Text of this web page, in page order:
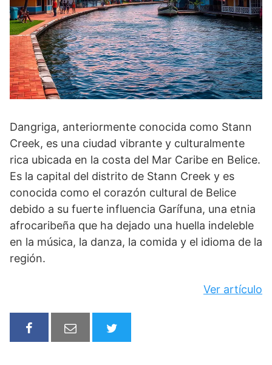
Dangriga, anteriormente conocida como Stann
Creek, es una ciudad vibrante y culturalmente
rica ubicada en la costa del Mar Caribe en Belice.
Es la capital del distrito de Stann Creek y es
conocida como el corazón cultural de Belice
debido a su fuerte influencia Garífuna, una etnia
afrocaribeña que ha dejado una huella indeleble
en la música, la danza, la comida y el idioma de la
región.
Ver artículo